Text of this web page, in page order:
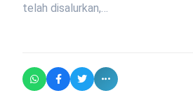
telah disalurkan,…